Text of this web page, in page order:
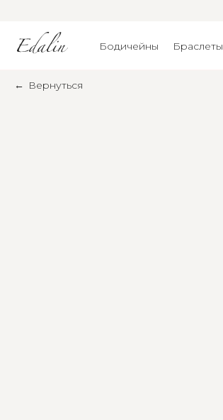
Бодичейны Браслеты
Вернуться
←